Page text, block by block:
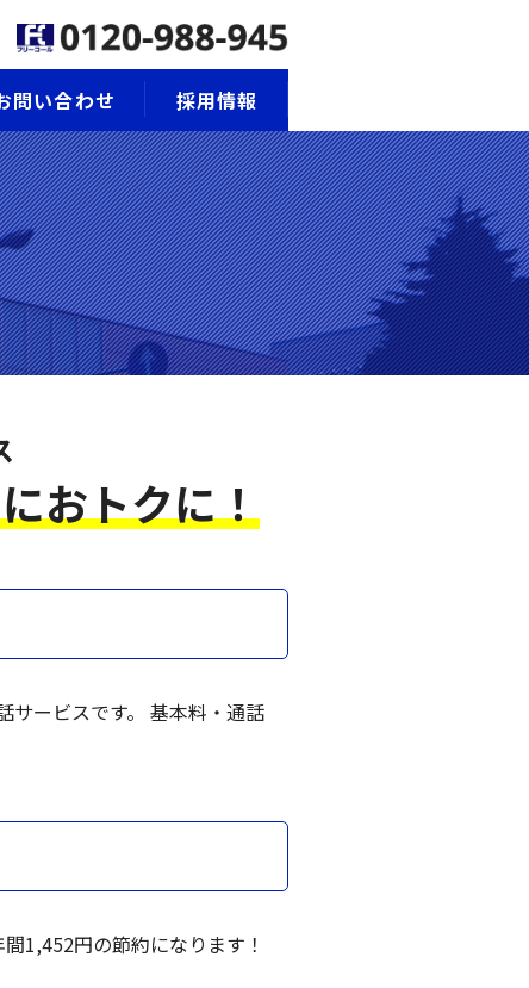
問い合わせ 採用情報
おトクに！
サービスです。 基本料・通話
1,452円の節約になります！